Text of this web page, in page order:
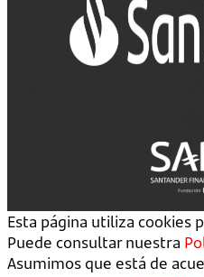
Esta página utiliza cookies
Puede consultar nuestra
Asumimos que está de